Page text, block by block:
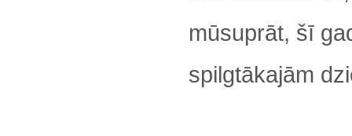
mūsuprāt, šī
spilgtākajām